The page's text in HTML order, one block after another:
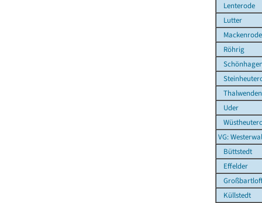
Lenterode
Lutter
Mackenrode
Röhrig
Thalwenden
Uder
VG:
Büttstedt
Effelder
Küllstedt